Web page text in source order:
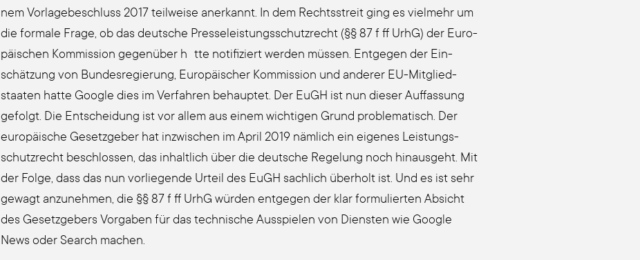
nem Vor­la­ge­be­schluss 2017 teil­wei­se aner­kannt. In dem Rechts­streit ging es viel­mehr um
die for­ma­le Fra­ge, ob das deut­sche Pres­se­leis­tungs­schutz­recht (§§ 87 f ff UrhG) der Euro­
päi­schen Kom­mis­si­on gegenüber h tte noti­fi­ziert wer­den müssen. Ent­ge­gen der Ein­
schät­zung von Bun­des­re­gie­rung, Euro­päi­scher Kom­mis­si­on und ande­rer EU-Mit­glied­
staa­ten hat­te Goog­le dies im Ver­fah­ren behaup­tet. Der EuGH ist nun die­ser Auf­fas­sung
gefolgt. Die Ent­schei­dung ist vor allem aus einem wich­ti­gen Grund pro­ble­ma­tisch. Der
euro­päi­sche Gesetz­ge­ber hat inzwi­schen im April 2019 näm­lich ein eige­nes Leis­tungs­
schutz­recht beschloss­en, das inhalt­lich über die deut­sche Rege­lung noch hin­aus­geht. Mit
der Fol­ge, dass das nun vor­lie­gen­de Urteil des EuGH sach­lich überholt ist. Und es ist sehr
gewagt anzu­neh­men, die §§ 87 f ff UrhG würden ent­ge­gen der klar for­mu­lier­ten Absicht
des Gesetz­ge­bers Vor­ga­ben für das tech­ni­sche Aus­spie­len von Diens­ten wie Goog­le
News oder Search machen.